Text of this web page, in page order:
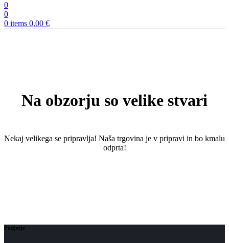
0
0
0 items 0,00 €
Na obzorju so velike stvari
Nekaj ​​velikega se pripravlja! Naša trgovina je v pripravi in ​​bo kmalu
odprta!
Podjetje